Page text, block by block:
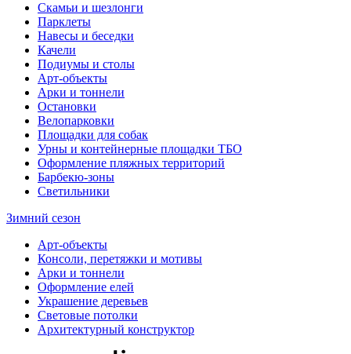
Скамьи и шезлонги
Парклеты
Навесы и беседки
Качели
Подиумы и столы
Арт-объекты
Арки и тоннели
Остановки
Велопарковки
Площадки для собак
Урны и контейнерные площадки ТБО
Оформление пляжных территорий
Барбекю-зоны
Светильники
Зимний сезон
Арт-объекты
Консоли, перетяжки и мотивы
Арки и тоннели
Оформление елей
Украшение деревьев
Световые потолки
Архитектурный конструктор